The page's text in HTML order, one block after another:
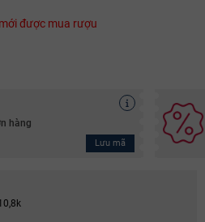
được mua rượu
hàng
Lưu mã